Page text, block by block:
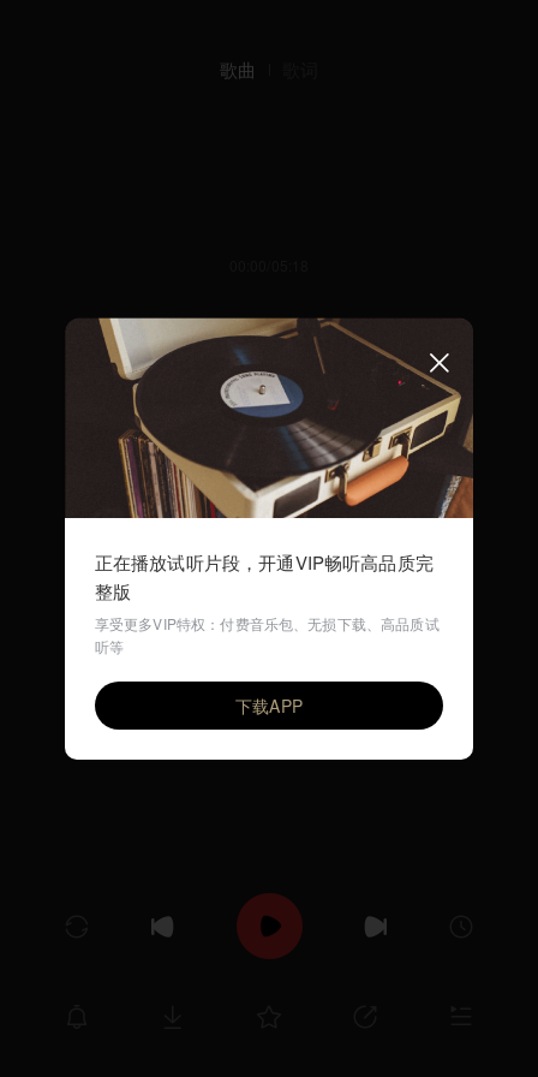
歌曲
練習曲 Op.25-7 (ショパン)
Ilya Rashkovskiy
正在播放试听片段，开通VIP畅听高品质完
整版
享受更多VIP特权：付费音乐包、无损下载、高品质试
听等
下载APP
